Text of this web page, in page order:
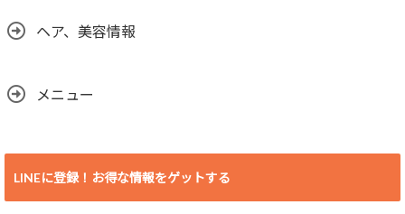
ヘア、美容情報
メニュー
LINEに登録！お得な情報をゲットする